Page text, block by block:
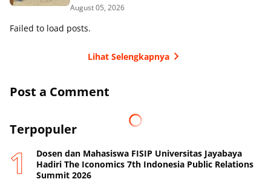
August 05, 2026
Failed to load posts.
Lihat Selengkapnya
Post a Comment
Terpopuler
Dosen dan Mahasiswa FISIP Universitas Jayabaya
Hadiri The Iconomics 7th Indonesia Public Relations
Summit 2026